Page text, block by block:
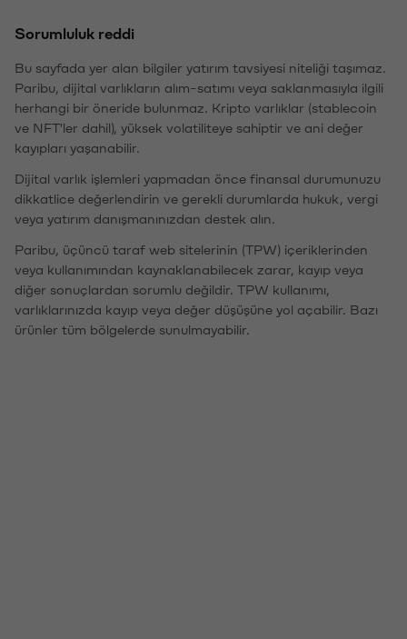
Sorumluluk reddi
Bu sayfada yer alan bilgiler yatırım tavsiyesi niteliği taşımaz.
Paribu, dijital varlıkların alım-satımı veya saklanmasıyla ilgili
herhangi bir öneride bulunmaz. Kripto varlıklar (stablecoin
ve NFT'ler dahil), yüksek volatiliteye sahiptir ve ani değer
kayıpları yaşanabilir.
Dijital varlık işlemleri yapmadan önce finansal durumunuzu
dikkatlice değerlendirin ve gerekli durumlarda hukuk, vergi
veya yatırım danışmanınızdan destek alın.
Paribu, üçüncü taraf web sitelerinin (TPW) içeriklerinden
veya kullanımından kaynaklanabilecek zarar, kayıp veya
diğer sonuçlardan sorumlu değildir. TPW kullanımı,
varlıklarınızda kayıp veya değer düşüşüne yol açabilir. Bazı
ürünler tüm bölgelerde sunulmayabilir.